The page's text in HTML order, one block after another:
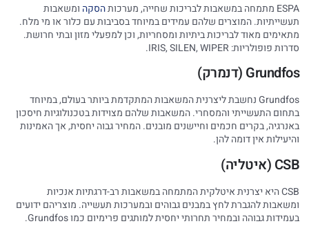
ESPA מתמחה במשאבות לבריכות שחייה, מערכות הסקה ומשאבות
תעשייתיות. המוצרים שלהם עמידים במיוחד בסביבות עם כלור או מי מלח.
מתאימים מאוד לבריכות ביתיות ומסחריות, וכן למפעלי מזון ובתי חרושת.
סדרות פופולריות: IRIS, SILEN, WIPER.
Grundfos (דנמרק)
Grundfos נחשבת ליצרנית המשאבות המתקדמת ביותר בעולם, במיוחד
בתחום התעשייתי והמסחרי. המשאבות שלהם מצוידות בטכנולוגיות חיסכון
באנרגיה, בקרים חכמים וחיישנים מובנים. המחיר גבוה יחסית, אך האמינות
והיעילות אין דומה להן.
CSB (איטליה)
CSB היא יצרנית איטלקית המתמחה במשאבות רב-דרגתיות אנכיות
ומשאבות להגברת לחץ במבנים גבוהים ובמערכות תעשייה. מוצריהם ידועים
בעמידות גבוהה ובמחיר תחרותי יחסית למותגים פרימיום כמו Grundfos.